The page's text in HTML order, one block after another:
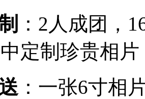
： 2人成团，
定制珍贵相
： 一张6寸相